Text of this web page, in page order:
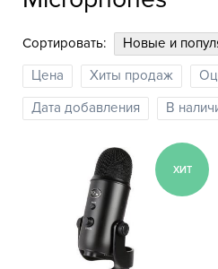
Сортировать: Новые и
Цена
Хиты продаж
Дата добавления
В